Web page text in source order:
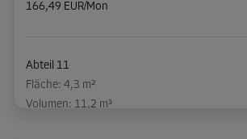
166,49 EUR/Mon
Abteil 11
Fläche: 4,3 m²
Volumen: 11,2 m³